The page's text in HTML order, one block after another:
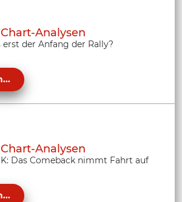
Analysen
erst der Anfang der Rally?
Analysen
Das Comeback nimmt Fahrt auf